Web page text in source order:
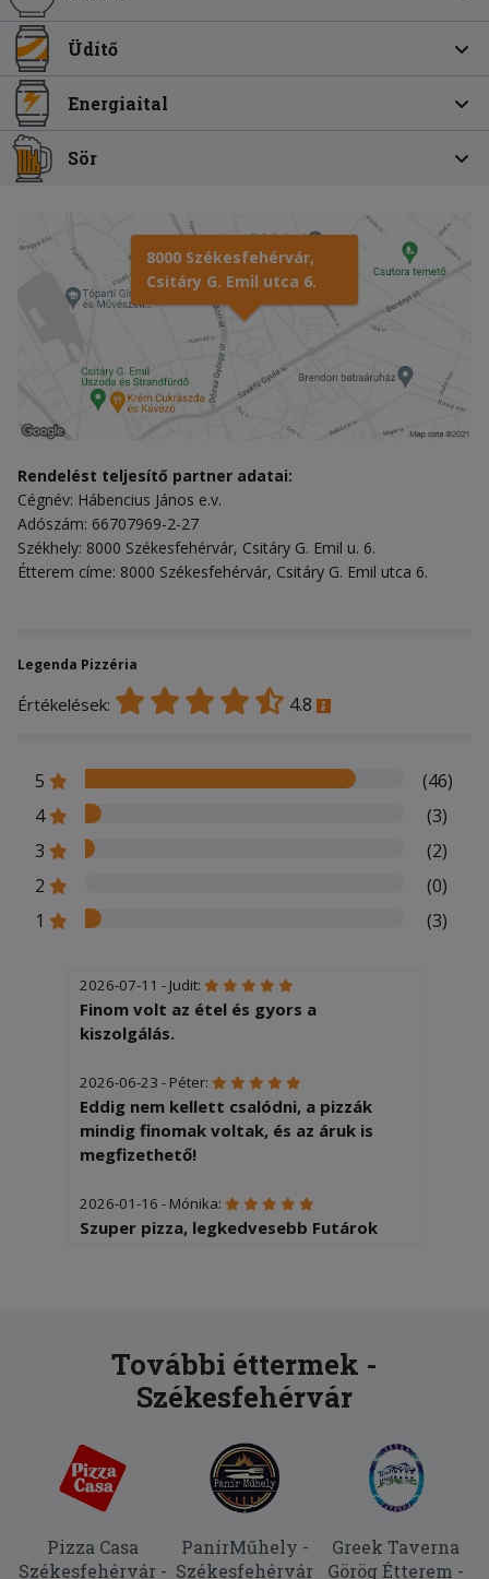
Üdítő
Energiaital
Sör
8000 Székesfehérvár,
Csitáry G. Emil utca 6.
Rendelést teljesítő partner adatai:
Cégnév: Hábencius János e.v.
Adószám: 66707969-2-27
Székhely: 8000 Székesfehérvár, Csitáry G. Emil u. 6.
Étterem címe: 8000 Székesfehérvár, Csitáry G. Emil utca 6.
Legenda Pizzéria
Értékelések: 4.8
5
(46)
4
(3)
3
(2)
2
(0)
1
(3)
2026-07-11 - Judit:
Finom volt az étel és gyors a
kiszolgálás.
2026-06-23 - Péter:
Eddig nem kellett csalódni, a pizzák
mindig finomak voltak, és az áruk is
megfizethető!
2026-01-16 - Mónika:
Szuper pizza, legkedvesebb Futárok
2025-11-06 - János:
Nagyon jó izű volt minden, amit
2025-10-27 - Luca:
Semmi ize.. ez nem lett jo
2025-10-24 - Bernadett:
Nyers volt a hús.
További éttermek -
Székesfehérvár
Pizza Casa
Székesfehérvár -
PanírMűhely -
Székesfehérvár
Greek Taverna
Görög Étterem -